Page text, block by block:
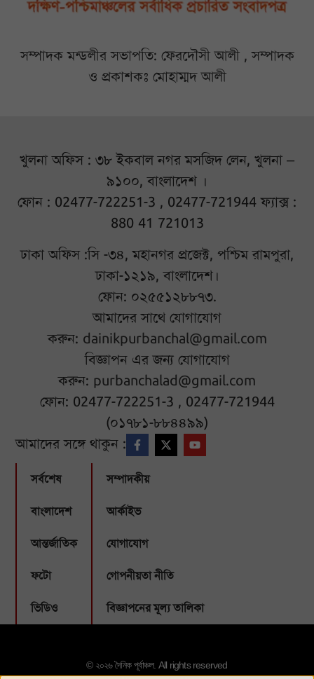
সম্পাদক মন্ডলীর সভাপতি: ফেরদৌসী আলী , সম্পাদক
ও প্রকাশকঃ মোহাম্মদ আলী
খুলনা অফিস : ৩৮ ইকবাল নগর মসজিদ লেন, খুলনা –
৯১০০, বাংলাদেশ ।
ফোন : 02477-722251-3 , 02477-721944 ফ্যাক্স :
880 41 721013
ঢাকা অফিস :সি -৩৪, মহানগর প্রজেক্ট, পশ্চিম রামপুরা,
ঢাকা-১২১৯, বাংলাদেশ।
ফোন: ০২৫৫১২৮৮৭৩.
আমাদের সাথে যোগাযোগ
করুন: dainikpurbanchal@gmail.com
বিজ্ঞাপন এর জন্য যোগাযোগ
করুন: purbanchalad@gmail.com
ফোন: 02477-722251-3 , 02477-721944
(০১৭৮১-৮৮৪৪৯৯)
আমাদের সঙ্গে থাকুন :
সর্বশেষ
বাংলাদেশ
আন্তর্জাতিক
ফটো
ভিডিও
সম্পাদকীয়
আর্কাইভ
যোগাযোগ
গোপনীয়তা নীতি
বিজ্ঞাপনের মূল্য তালিকা
© ২০২৬ দৈনিক পূর্বাঞ্চল. All rights reserved